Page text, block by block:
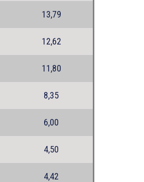
13,79
12,62
11,80
8,35
6,00
4,50
4,42